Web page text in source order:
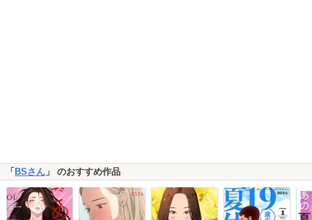
「 BSさん 」 のおすすめ作品